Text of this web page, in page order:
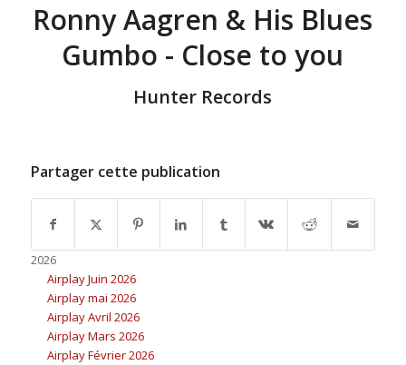
Ronny Aagren & His Blues
Gumbo - Close to you
Hunter Records
Partager cette publication
2026
Airplay Juin 2026
Airplay mai 2026
Airplay Avril 2026
Airplay Mars 2026
Airplay Février 2026